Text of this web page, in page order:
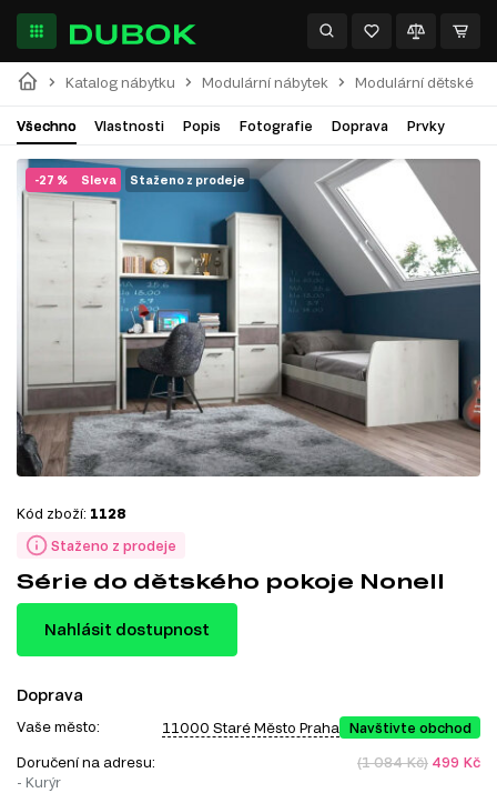
Katalog nábytku Modulární nábytek Modulární dětské
Všechno Vlastnosti Popis Fotografie Doprava Prvky
Sleva
-27 % Staženo z prodeje
Staženo z prodeje
Kód zboží: 1128
Série do dětského pokoje Nonell
Nahlásit dostupnost
Doprava
Vaše město: 11000 Staré Město Praha Navštivte obchod
Doručení na adresu:
- Kurýr
(1 084 Kč) 499 Kč